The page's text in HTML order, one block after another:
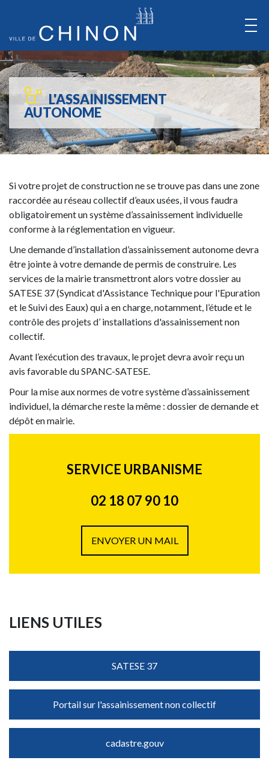
Aller
au
ContenuAller
au
Menu
L'ASSAINISSEMENT
AUTONOME
Si votre projet de construction ne se trouve pas dans une zone
raccordée au réseau collectif d’eaux usées, il vous faudra
obligatoirement un système d’assainissement individuelle
conforme à la réglementation en vigueur.
Une demande d’installation d’assainissement autonome devra
être jointe à votre demande de permis de construire. Les
services de la mairie transmettront alors votre dossier au
SATESE 37 (Syndicat d'Assistance Technique pour l'Epuration
et le Suivi des Eaux) qui a en charge, notamment, l’étude et le
contrôle des projets d’ installations d'assainissement non
collectif.
Avant l’exécution des travaux, le projet devra avoir reçu un
avis favorable du SPANC-SATESE.
Pour la mise aux normes de votre système d’assainissement
individuel, la démarche reste la même : dossier de demande et
dépôt en mairie.
SERVICE URBANISME
02 18 07 90 10
ENVOYER UN MAIL
LIENS UTILES
SATESE 37
Portail sur l'assainissement non collectif
cadastre.gouv